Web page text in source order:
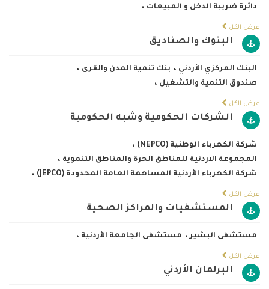
دائرة ضريبة الدخل و المبيعات ،
عرض الكل
البنوك والصناديق
البنك المركزي الأردني ، بنك تنمية المدن والقرى ،
صندوق التنمية والتشغيل ،
عرض الكل
الشركات الحكومية وشبه الحكومية
شركة الكهرباء الوطنية (NEPCO)
،
المجموعة الاردنية للمناطق الحرة والمناطق التنموية ،
شركة الكهرباء الأردنية المساهمة العامة المحدودة (JEPCO)
،
عرض الكل
المستشفيات والمراكز الصحية
مستشفى البشير ، مستشفى الجامعة الأردنية ،
عرض الكل
البرلمان الأردني